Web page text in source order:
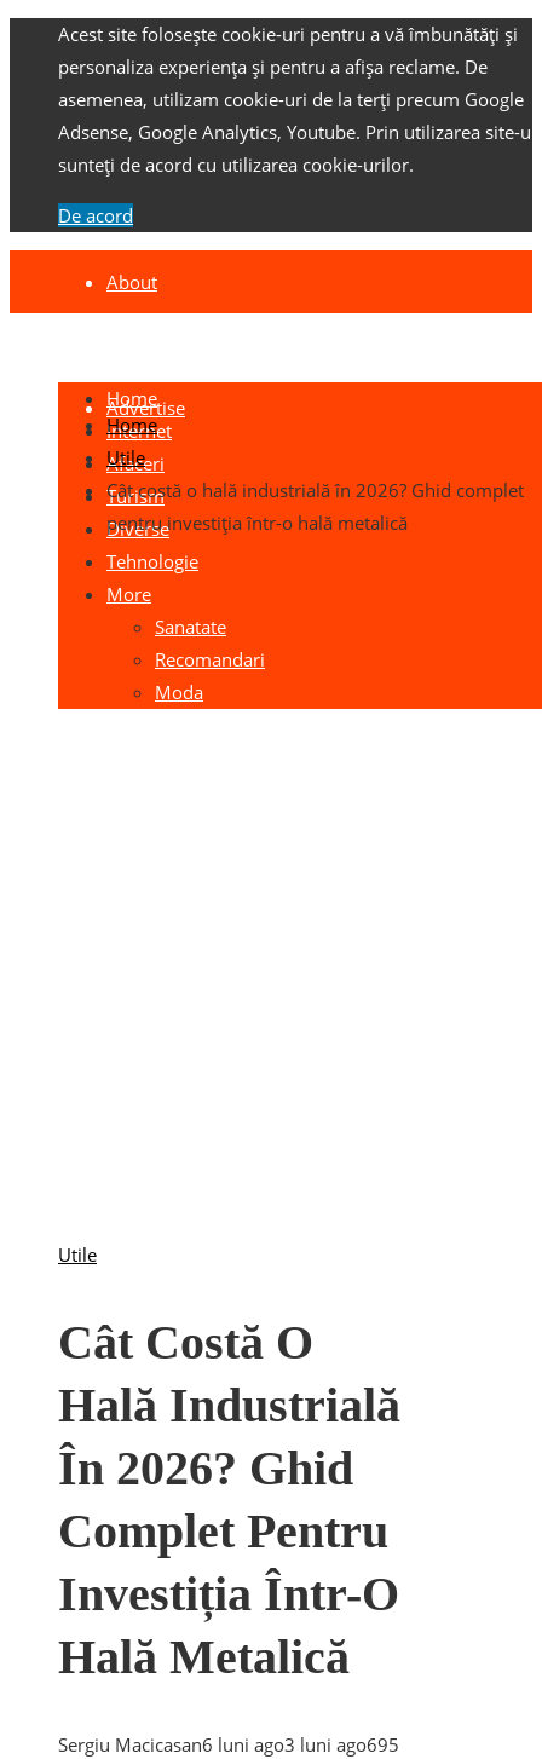
Acest site folosește cookie-uri pentru a vă îmbunătăți și
personaliza experiența și pentru a afișa reclame. De
asemenea, utilizam cookie-uri de la terți precum Google
Adsense, Google Analytics, Youtube. Prin utilizarea site-
sunteți de acord cu utilizarea cookie-urilor.
De acord
About
Advertise
Home
Internet
Afaceri
Turism
Diverse
Tehnologie
More
Sanatate
Recomandari
Moda
Home
Utile
Cât costă o hală industrială în 2026? Ghid complet
pentru investiția într-o hală metalică
Utile
Cât Costă O
Hală Industrială
În 2026? Ghid
Complet Pentru
Investiția Într-O
Hală Metalică
Sergiu Macicasan6 luni ago3 luni ago695